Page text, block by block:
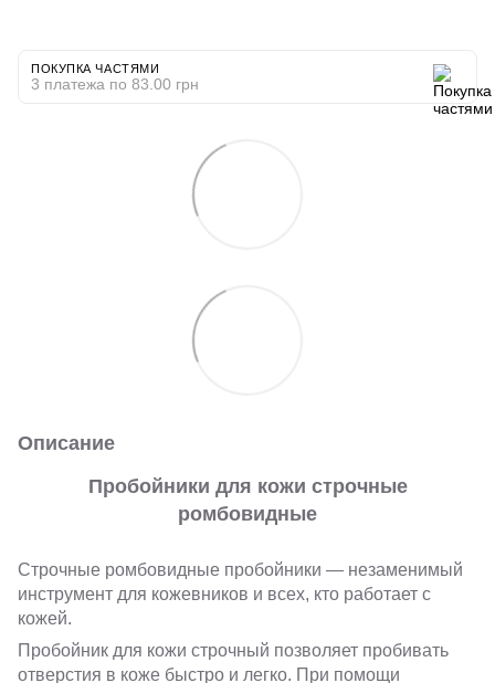
ПОКУПКА ЧАСТЯМИ
3 платежа по 83.00 грн
Описание
Пробойники для кожи строчные
ромбовидные
Строчные ромбовидные пробойники — незаменимый
инструмент для кожевников и всех, кто работает с
кожей.
Пробойник для кожи строчный позволяет пробивать
отверстия в коже быстро и легко. При помощи